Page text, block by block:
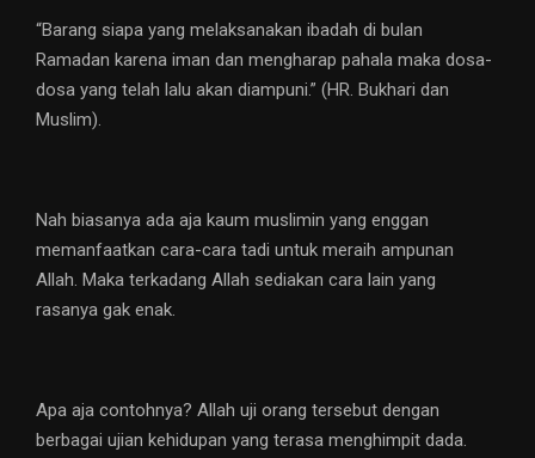
“Barang siapa yang melaksanakan ibadah di bulan
Ramadan karena iman dan mengharap pahala maka dosa-
dosa yang telah lalu akan diampuni.” (HR. Bukhari dan
Muslim).
Nah biasanya ada aja kaum muslimin yang enggan
memanfaatkan cara-cara tadi untuk meraih ampunan
Allah. Maka terkadang Allah sediakan cara lain yang
rasanya gak enak.
Apa aja contohnya? Allah uji orang tersebut dengan
berbagai ujian kehidupan yang terasa menghimpit dada.